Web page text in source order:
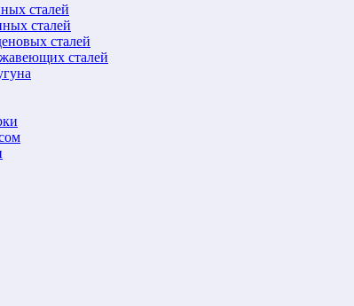
сталей
сталей
сталей
сталей